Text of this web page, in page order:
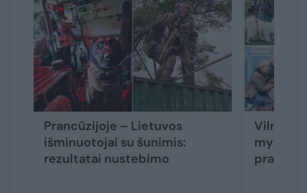
Prancūzijoje – Lietuvos
išminuotojai su šunimis:
rezultatai nustebimo
Vilniuje